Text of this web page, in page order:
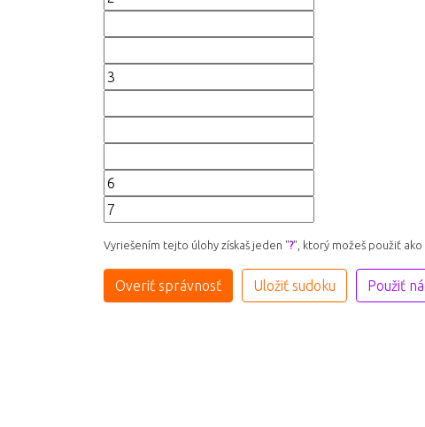
Vyriešením tejto úlohy získaš jeden "?", ktorý možeš použiť ako